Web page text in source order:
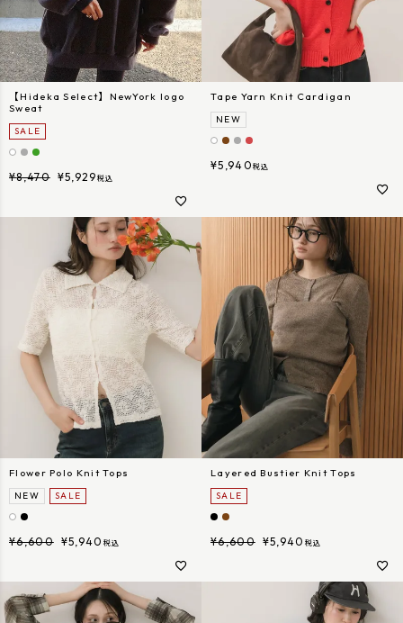
【Hideka Select】NewYork logo
Sweat
SALE
¥8,470 ¥5,929 税込
Tape Yarn Knit Cardigan
NEW
¥5,940 税込
Flower Polo Knit Tops
NEW SALE
¥6,600 ¥5,940 税込
Layered Bustier Knit Tops
SALE
¥6,600 ¥5,940 税込